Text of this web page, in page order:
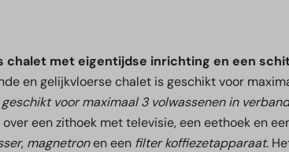
chalet met eigentijdse inrichting en een
en gelijkvloerse chalet is geschikt voor
geschikt voor maximaal 3 volwassenen in
een zithoek met televisie, een eethoek en
, magnetronen een filter koffiezetapparaat.